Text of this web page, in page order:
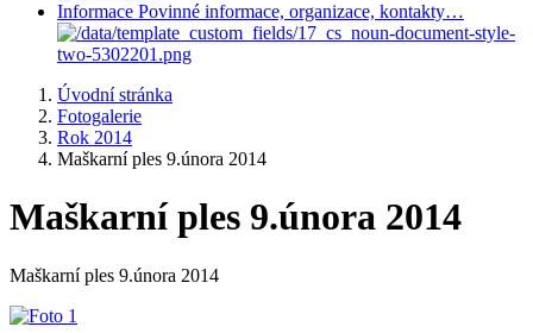
Informace Povinné informace, organizace, kontakty…
Úvodní stránka
Fotogalerie
Rok 2014
Maškarní ples 9.února 2014
Maškarní ples 9.února 2014
Maškarní ples 9.února 2014